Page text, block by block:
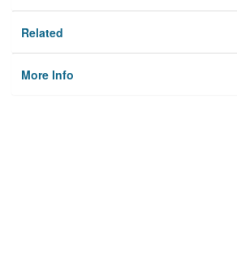
Related
More Info